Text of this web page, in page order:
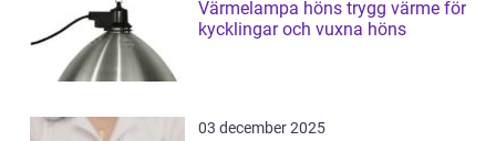
Värmelampa höns trygg värme för
kycklingar och vuxna höns
03 december 2025